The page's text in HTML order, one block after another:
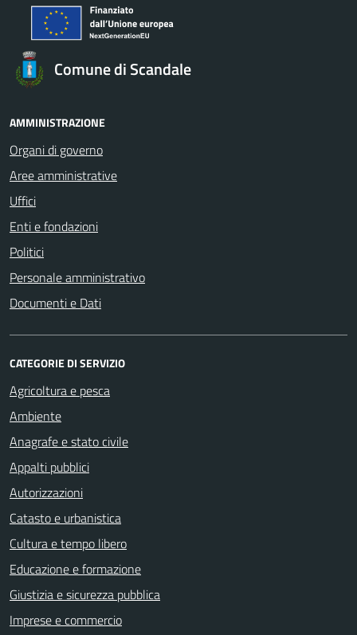
Comune di Scandale
AMMINISTRAZIONE
Organi di governo
Aree amministrative
Uffici
Enti e fondazioni
Politici
Personale amministrativo
Documenti e Dati
CATEGORIE DI SERVIZIO
Agricoltura e pesca
Ambiente
Anagrafe e stato civile
Appalti pubblici
Autorizzazioni
Catasto e urbanistica
Cultura e tempo libero
Educazione e formazione
Giustizia e sicurezza pubblica
Imprese e commercio